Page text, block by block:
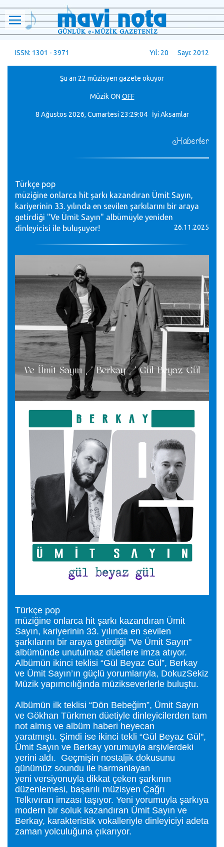
ISSN: 1301 - 3971 Yıl: 20 Sayı: 2012
Şu an 22 müzisyen gazete okuyor
MüzikON OFF
8 Ağustos 2026, Cumartesi 23:29:05 İyi Aksamlar
Haberler
Türkçe pop
müziğine onlarca hit şarkı kazandıran Ümit Sayın,
kariyerinin 33. yılında en sevilen şarkılarını bir araya
getirdiği "Ve Ümit Sayın" albümüyle yeniden
dinleyicisi ile buluşuyor!
26.11.2025
Türkçe pop
müziğine onlarca hit şarkı kazandıran Ümit
Sayın, kariyerinin 33. yılında en sevilen
şarkılarını bir araya getirdiği "Ve Ümit Sayın"
albümünde unutulmaz düetlere imza atıyor.
Albümün ikinci teklisi “Gül Beyaz Gül”, Berkay
ve Ümit Sayın’ın güçlü yorumlarıyla, DokuzSekiz
Müzik yapımcılığında müzikseverlerle buluştu.
Albümün ilk teklisi “Dön Bebeğim”, Ümit Sayın
ve Gökhan Türkmen düetiyle dinleyicilerden tam
not almış ve albüm haberi heyecan
yaratmıştı. Şimdi ise ikinci tekli “Gül Beyaz Gül",
Ümit Sayın ve Berkay yorumuyla arşivlerdeki
yerini aldı. Geçmişin nostaljik dokusunu
günümüz soundu ile harmanlayan
yeni versiyonuyla dikkat çeken şarkının
düzenlemesi, başarılı müzisyen Çağrı
Telkıvıran imzası taşıyor. Yeni yorumuyla şarkıya
modern bir soluk kazandıran Ümit Sayın ve
Berkay, karakteristik vokalleriyle dinleyiciyi adeta
zaman yolculuğuna çıkarıyor.